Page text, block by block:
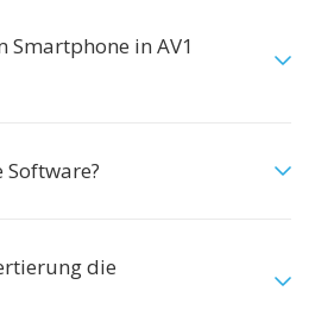
Smartphone in AV1
die